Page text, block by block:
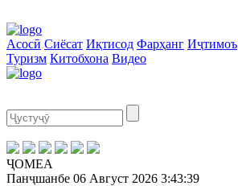
Асосӣ Сиёсат Иқтисод Фарҳанг Иҷтимоъ
Туризм Китобхона Видео
ҶОМЕА
Панҷшанбе 06 Август 2026 3:43:39